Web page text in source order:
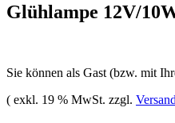
Glühlampe 12V/
Sie können als Gast (bzw. mit
( exkl. 19 % MwSt. zzgl.